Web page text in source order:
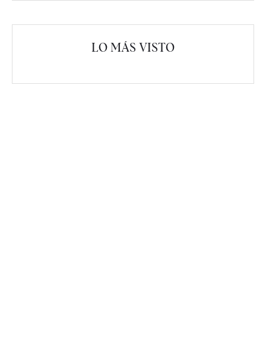
LO MÁS VISTO